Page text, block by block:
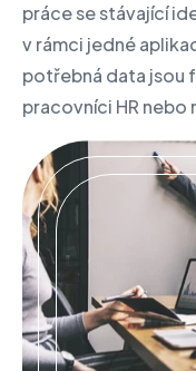
práce se stávající
v rámci jedné
potřebná data jsou
pracovníci HR nebo